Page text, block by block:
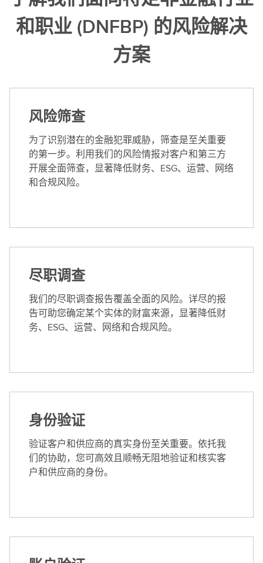
和职业 (DNFBP) 的风险解决
方案
风险筛查
为了识别潜在的金融犯罪威胁，筛查是至关重要
的第一步。利用我们的风险情报对客户和第三方
开展全面筛查，显著降低财务、ESG、运营、网络
和合规风险。
尽职调查
我们的尽职调查报告覆盖全面的风险。详尽的报
告可助您确定某个实体的财富来源，显著降低财
务、ESG、运营、网络和合规风险。
身份验证
验证客户和供应商的真实身份至关重要。依托我
们的协助，您可高效且顺畅无阻地验证和核实客
户和供应商的身份。